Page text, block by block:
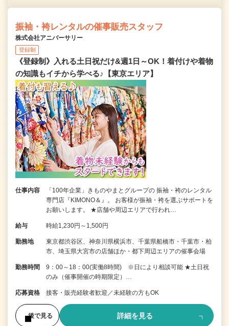
振袖・袴レンタルの催事販売スタッフ
株式会社アニバーサリー
登録制
《登録制》入れる土日祝だけ&週1日～OK！着付けや着物
の知識もイチから学べる♪【東京エリア】
仕事内容
「100年企業」きものやまとグループの 振袖・袴のレンタル
専門店『KIMONO＆』。 お客様が振袖・袴を選ぶサポートを
お願いします。 ★店舗や周辺エリアで行われ…
給与 時給1,230円～1,500円
勤務地
東京都渋谷区、神奈川県横浜市、千葉県船橋市・千葉市・柏
市、埼玉県大宮市の店舗ほか・都下周辺エリアの催事会場
勤務時間
9：00～18：00(実働8時間) ※日により相談可能 ★土日祝
のみ（催事開催の時期限定）…
応募資格 接客・販売経験者歓迎／未経験の方もOK
後で見る 詳細を見る